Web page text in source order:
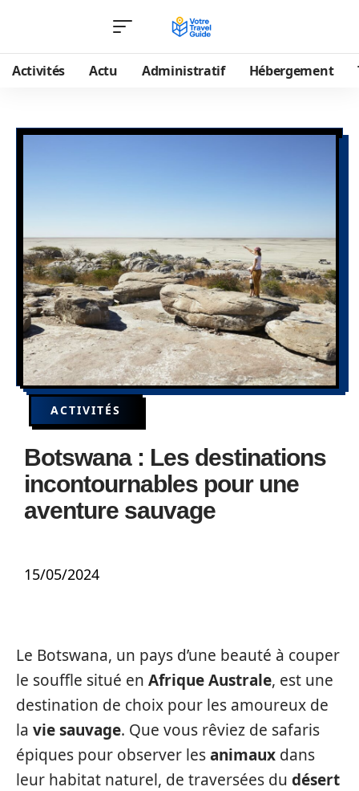
Activités Actu Administratif Hébergement
ACTIVITÉS
Botswana : Les destinations
incontournables pour une
aventure sauvage
15/05/2024
Le Botswana, un pays d’une beauté à couper
le souffle situé en Afrique Australe, est une
destination de choix pour les amoureux de
la vie sauvage. Que vous rêviez de safaris
épiques pour observer lesanimaux dans
leur habitat naturel, de traversées du désert